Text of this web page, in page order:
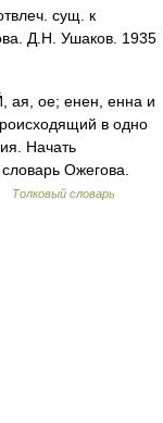
сущ. к
Д.Н. Ушаков. 1935
ое; енен, енна и
в одно
Начать
Ожегова.
Толковый словарь